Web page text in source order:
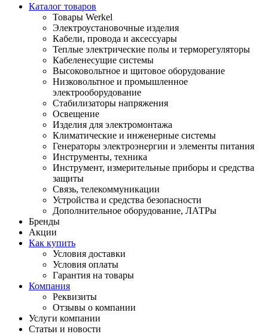
Каталог товаров
Товары Werkel
Электроустановочные изделия
Кабели, провода и аксессуары
Теплые электрические полы и терморегуляторы
Кабеленесущие системы
Высоковольтное и щитовое оборудование
Низковольтное и промышленное
электрооборудование
Стабилизаторы напряжения
Освещение
Изделия для электромонтажа
Климатические и инженерные системы
Генераторы электроэнергии и элементы питания
Инструменты, техника
Инструмент, измерительные приборы и средства
защиты
Связь, телекоммуникации
Устройства и средства безопасности
Дополнительное оборудование, ЛАТРы
Бренды
Акции
Как купить
Условия доставки
Условия оплаты
Гарантия на товары
Компания
Реквизиты
Отзывы о компании
Услуги компании
Статьи и новости